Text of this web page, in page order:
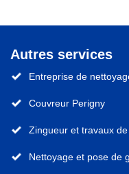
Autres services
Entreprise de
Couvreur Perigny
Zingueur et travaux
Nettoyage et pose de